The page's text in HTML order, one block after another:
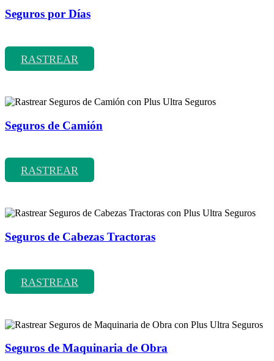
Seguros por Días
RASTREAR
Seguros de Camión
RASTREAR
Seguros de Cabezas Tractoras
RASTREAR
Seguros de Maquinaria de Obra